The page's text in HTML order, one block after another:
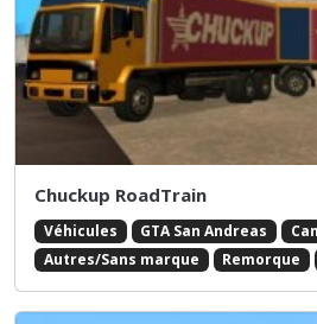
Chuckup RoadTrain
Véhicules GTA San Andreas
Autres/Sans marque
Remorque